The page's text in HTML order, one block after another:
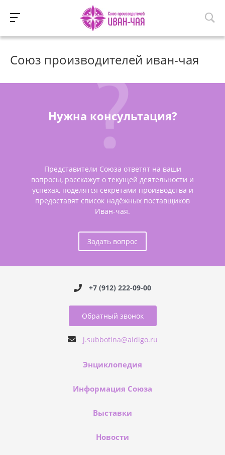
Союз производителей иван-чая
Нужна консультация?
Представители Союза ответят на ваши
вопросы, расскажут о текущей деятельности и
успехах, поделятся секретами производства и
предоставят список надёжных поставщиков
Иван-чая.
Задать вопрос
+7 (912) 222-09-00
Обратный звонок
j.subbotina@aidigo.ru
Энциклопедия
Информация Союза
Выставки
Новости